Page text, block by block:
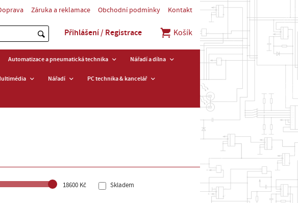
Záruka a reklamace Obchodní podmínky Kontakt
Přihlášení / Registrace Košík
Automatizace a pneumatická technika Nářadí a dílna
Nářadí PC technika & kancelář
18600 Kč Skladem